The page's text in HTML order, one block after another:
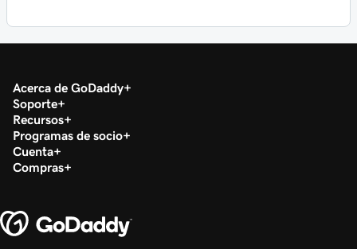
Acerca de GoDaddy
Soporte
Recursos
Programas de socio
Cuenta
Compras